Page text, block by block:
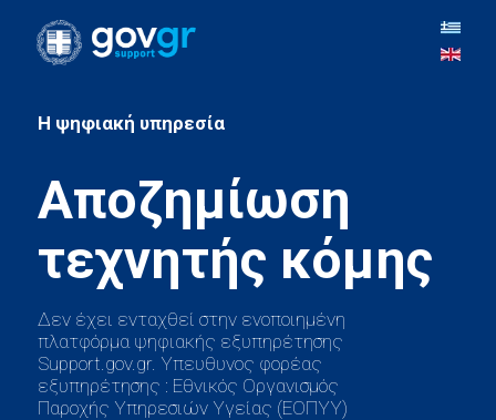
H ψηφιακή υπηρεσία
Αποζημίωση
Δεν έχει ενταχθεί στην ενοποιημένη
πλατφόρμα ψηφιακής εξυπηρέτησης
Support.gov.gr. Υπευθυνος φορέας
εξυπηρέτησης : Εθνικός Οργανισμός
Παροχής Υπηρεσιών Υγείας (ΕΟΠΥΥ)